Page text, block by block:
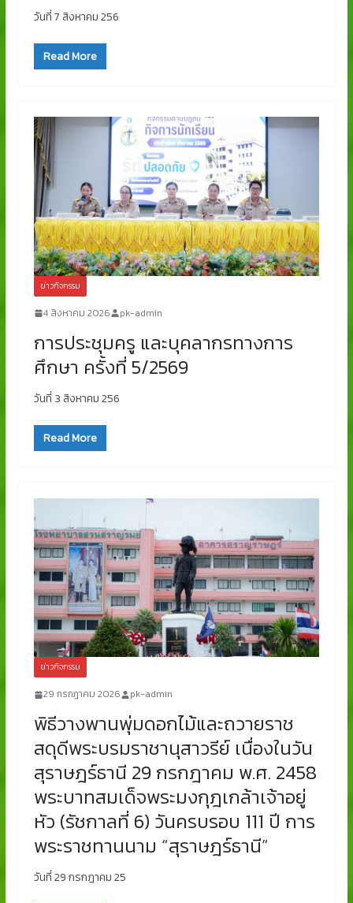
วันที่ 7 สิงหาคม 256
Read More
ข่าวกิจกรรม
4 สิงหาคม 2026 pk-admin
การประชุมครู และบุคลากรทางการ
ศึกษา ครั้งที่ 5/2569
วันที่ 3 สิงหาคม 256
Read More
ข่าวกิจกรรม
29 กรกฎาคม 2026 pk-admin
พิธีวางพานพุ่มดอกไม้และถวายราช
สดุดีพระบรมราชานุสาวรีย์ เนื่องในวัน
สุราษฎร์ธานี 29 กรกฎาคม พ.ศ. 2458
พระบาทสมเด็จพระมงกุฎเกล้าเจ้าอยู่
หัว (รัชกาลที่ 6) วันครบรอบ 111 ปี การ
พระราชทานนาม “สุราษฎร์ธานี”
วันที่ 29 กรกฎาคม 25